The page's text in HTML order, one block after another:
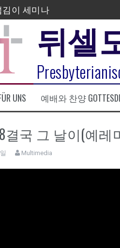
김이 세미나
김태희 자매 졸업연주
년 어린이 주일 유초등부 발
라합3 나라 봉헌송
리스도인의 생활영성 1기 수
퇴사-우선화 권사
뒤셀
UNS 예배와 찬양
결국 그 날이(예레
Multimedia